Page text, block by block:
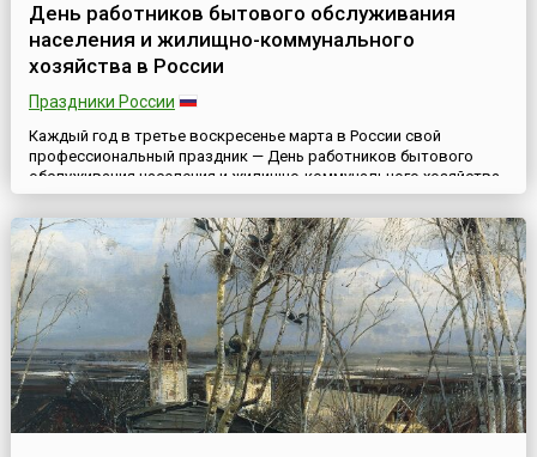
День работников бытового обслуживания
населения и жилищно-коммунального
хозяйства в России
Праздники России
Каждый год в третье воскресенье марта в России свой
профессиональный праздник — День работников бытового
обслуживания населения и жилищно-коммунального хозяйства
— отмечают люди, чья работа связана с различной сферой
обслуживания, в том числе и работники ЖКХ.Этот праздник
отмечался в Советском Союзе с 1966 года в четвертое
воскресенье июля как День работников торговли, бытового
обслуживания на...